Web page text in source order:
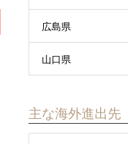
広島県
山口県
主な海外進出先